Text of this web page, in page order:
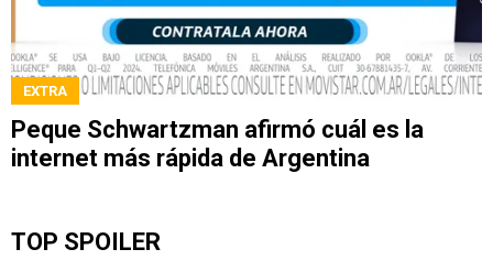
EXTRA
Peque Schwartzman afirmó cuál es la
internet más rápida de Argentina
TOP SPOILER